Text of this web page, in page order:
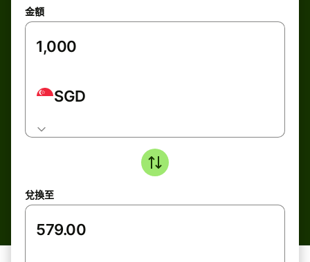
金額
SGD
兌換至